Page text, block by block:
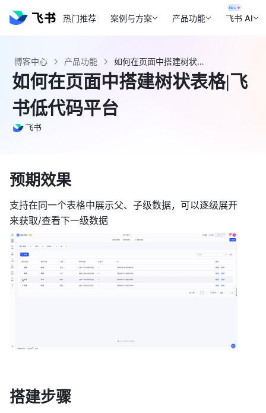
热门推荐 案例与方案 产品功能 飞书 AI
博客中心 产品功能 如何在页面中搭建树状表格|飞书低代码平台 - 飞书官网
如何在页面中搭建树状表格|飞
书低代码平台
飞书
预期效果
支持在同一个表格中展示父、子级数据，可以逐级展开
来获取/查看下一级数据
搭建步骤